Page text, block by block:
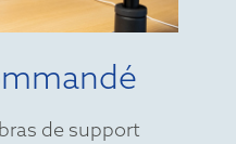
de support